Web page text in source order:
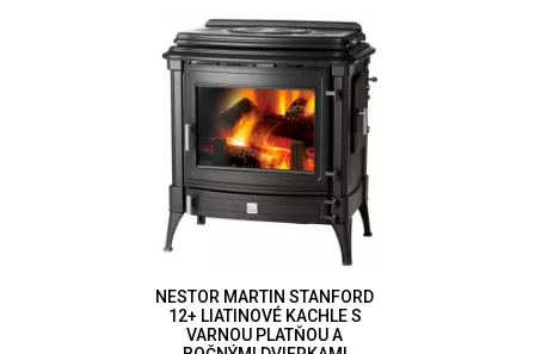
NESTOR MARTIN STANFORD
12+ LIATINOVÉ KACHLE S
VARNOU PLATŇOU A